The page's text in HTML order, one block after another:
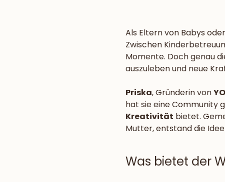
Als Eltern von Babys
Zwischen
Momente. Doch genau
auszuleben und neue
Priska, Gründerin von
hat sie eine Community
Kreativität bietet.
Mutter, entstand die
Was bietet der